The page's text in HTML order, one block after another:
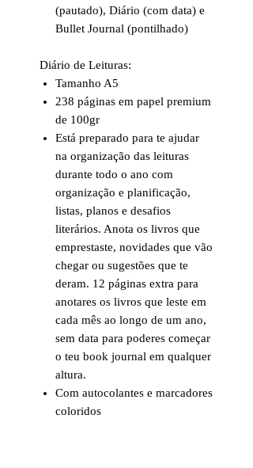
(pautado), Diário (com data) e
Bullet Journal (pontilhado)
Diário de Leituras:
Tamanho A5
238 páginas em papel premium
de 100gr
Está preparado para te ajudar
na organização das leituras
durante todo o ano com
organização e planificação,
listas, planos e desafios
literários. Anota os livros que
emprestaste, novidades que vão
chegar ou sugestões que te
deram. 12 páginas extra para
anotares os livros que leste em
cada mês ao longo de um ano,
sem data para poderes começar
o teu book journal em qualquer
altura.
Com autocolantes e marcadores
coloridos